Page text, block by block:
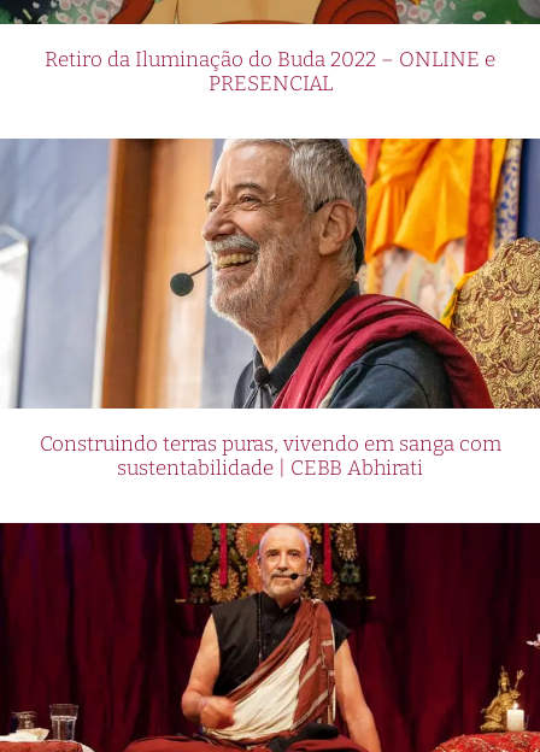
Retiro da Iluminação do Buda 2022 – ONLINE e
PRESENCIAL
Construindo terras puras, vivendo em sanga com
sustentabilidade | CEBB Abhirati